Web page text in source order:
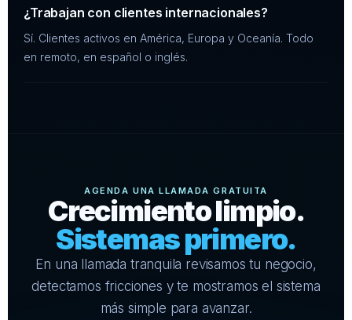
¿Trabajan con clientes internacionales?
Sí. Clientes activos en América, Europa y Oceanía. Todo
en remoto, en español o inglés.
AGENDA UNA LLAMADA GRATUITA
Crecimiento limpio.
Sistemas primero.
En una llamada tranquila revisamos tu negocio,
detectamos fricciones y te mostramos el sistema
más simple para avanzar.